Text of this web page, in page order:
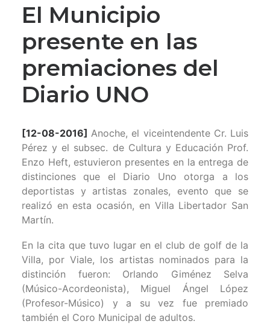
El Municipio
presente en las
premiaciones del
Diario UNO
[12-08-2016] Anoche, el viceintendente Cr. Luis
Pérez y el subsec. de Cultura y Educación Prof.
Enzo Heft, estuvieron presentes en la entrega de
distinciones que el Diario Uno otorga a los
deportistas y artistas zonales, evento que se
realizó en esta ocasión, en Villa Libertador San
Martín.
En la cita que tuvo lugar en el club de golf de la
Villa, por Viale, los artistas nominados para la
distinción fueron: Orlando Giménez Selva
(Músico-Acordeonista), Miguel Ángel López
(Profesor-Músico) y a su vez fue premiado
también el Coro Municipal de adultos.